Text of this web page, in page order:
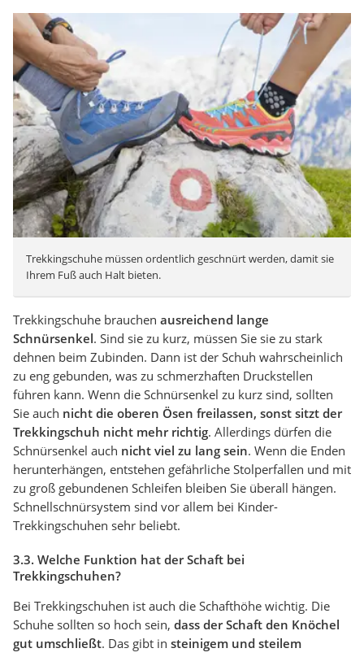
Trekkingschuhe müssen ordentlich geschnürt werden, damit sie
Ihrem Fuß auch Halt bieten.
Trekkingschuhe brauchen ausreichend lange
Schnürsenkel. Sind sie zu kurz, müssen Sie sie zu stark
dehnen beim Zubinden. Dann ist der Schuh wahrscheinlich
zu eng gebunden, was zu schmerzhaften Druckstellen
führen kann. Wenn die Schnürsenkel zu kurz sind, sollten
Sie auch nicht die oberen Ösen freilassen, sonst sitzt der
Trekkingschuh nicht mehr richtig. Allerdings dürfen die
Schnürsenkel auch nicht viel zu lang sein. Wenn die Enden
herunterhängen, entstehen gefährliche Stolperfallen und mit
zu groß gebundenen Schleifen bleiben Sie überall hängen.
Schnellschnürsystem sind vor allem bei Kinder-
Trekkingschuhen sehr beliebt.
3.3. Welche Funktion hat der Schaft bei
Trekkingschuhen?
Bei Trekkingschuhen ist auch die Schafthöhe wichtig. Die
Schuhe sollten so hoch sein, dass der Schaft den Knöchel
gut umschließt. Das gibt in steinigem und steilem